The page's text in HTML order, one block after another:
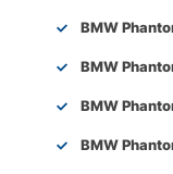
BMW
BMW
BMW
BMW